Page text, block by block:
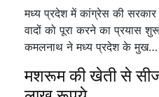
मध्य प्रदेश में कांग्रेस की
वादों को पूरा करने का प्रयास
कमलनाथ ने मध्य प्रदेश के मुख…
मशरूम की खेती से